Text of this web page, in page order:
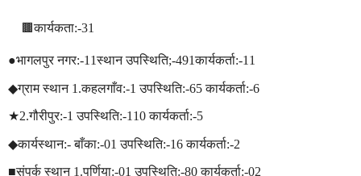
🟫कार्यकता:-31
●भागलपुर नगर:-11स्थान उपस्थिति;-491कार्यकर्ता:-11
◆ग्राम स्थान1.कहलगाँव:-1उपस्थिति:-65कार्यकर्ता:-6
★2.गौरीपुर:-1उपस्थिति:-110कार्यकर्ता:-5
◆कार्यस्थान:-बाँका:-01उपस्थिति:-16कार्यकर्ता:-2
■संपर्क स्थान1.पुर्णिया:-01उपस्थिति:-80कार्यकर्ता:-02